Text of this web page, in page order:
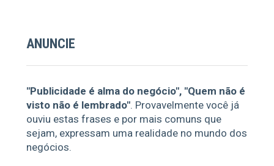
ANUNCIE
"Publicidade é alma do negócio", "Quem não é
visto não é lembrado". Provavelmente você já
ouviu estas frases e por mais comuns que
sejam, expressam uma realidade no mundo dos
negócios.